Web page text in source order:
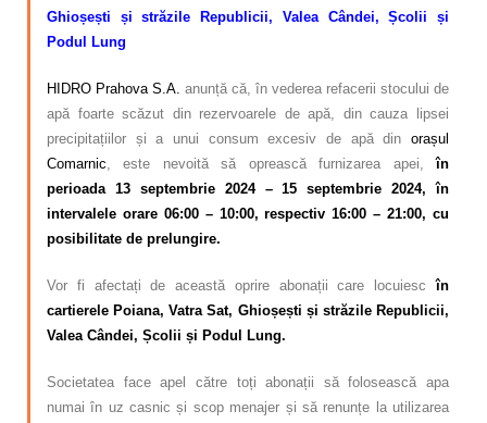
Ghioșești și străzile Republicii, Valea Cândei, Școlii și
Podul Lung
HIDRO Prahova S.A. anunță că, în vederea refacerii stocului de
apă foarte scăzut din rezervoarele de apă, din cauza lipsei
precipitațiilor și a unui consum excesiv de apă din orașul
Comarnic, este nevoită să oprească furnizarea apei,în
perioada 13 septembrie 2024 – 15 septembrie 2024,în
intervalele orare 06:00 – 10:00, respectiv 16:00 – 21:00, cu
posibilitate de prelungire.
Vor fi afectați de această oprire abonații care locuiescîn
cartierele Poiana, Vatra Sat, Ghioșești și străzile Republicii,
Valea Cândei, Școlii și Podul Lung.
Societatea face apel către toți abonații să folosească apa
numai în uz casnic și scop menajer și să renunțe la utilizarea